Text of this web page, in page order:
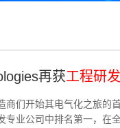
再获工程研
商们开始其电气化之旅的
专业公司中排名第一，在